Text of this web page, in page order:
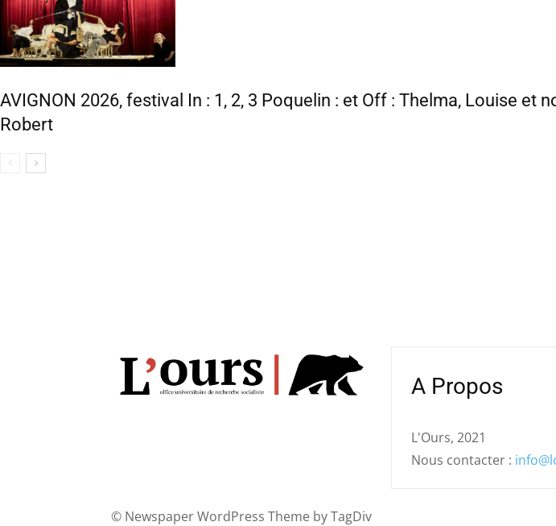
AVIGNON 2026, festival In : 1, 2, 3 Poquelin : et Off : Thelma, Louise et
Robert
A Propos
L'Ours, 2021
Nous contacter :
© Newspaper WordPress Theme by TagDiv